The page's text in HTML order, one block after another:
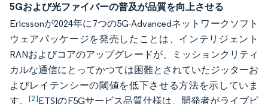
5Gおよび光ファイバーの普及が品質を向上させる
Ericssonが2024年に7つの5G-Advancedネットワークソフト
ウェアパッケージを発売したことは、インテリジェント
RANおよびコアのアップグレードが、ミッションクリティ
カルな通信にとってかつては困難とされていたジッターお
よびレイテンシーの閾値を低下させる方法を示していま
す。[2]ETSIのF5Gサービス品質仕様は、開発者がライブビ